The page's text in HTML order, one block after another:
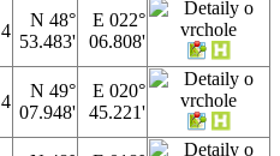
4
N 48°
53.483'
E 022°
06.808'
4
N 49°
07.948'
E 020°
45.221'